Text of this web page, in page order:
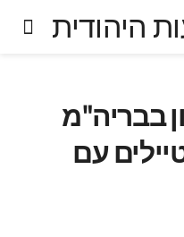
בבריה"מ
עם